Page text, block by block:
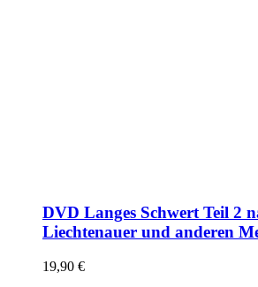
DVD Langes Schwert Teil 2
Liechtenauer und anderen
19,90 €